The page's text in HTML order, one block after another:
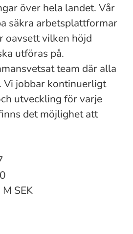
över hela landet. Vår
säkra arbetsplattformar
oavsett vilken höjd
utföras på.
team där alla
Vi jobbar kontinuerligt
utveckling för varje
det möjlighet att
SEK